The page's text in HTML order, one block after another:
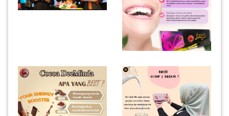
INFAK(0)
ARTIKEL(14)
PEMBORONG(2)